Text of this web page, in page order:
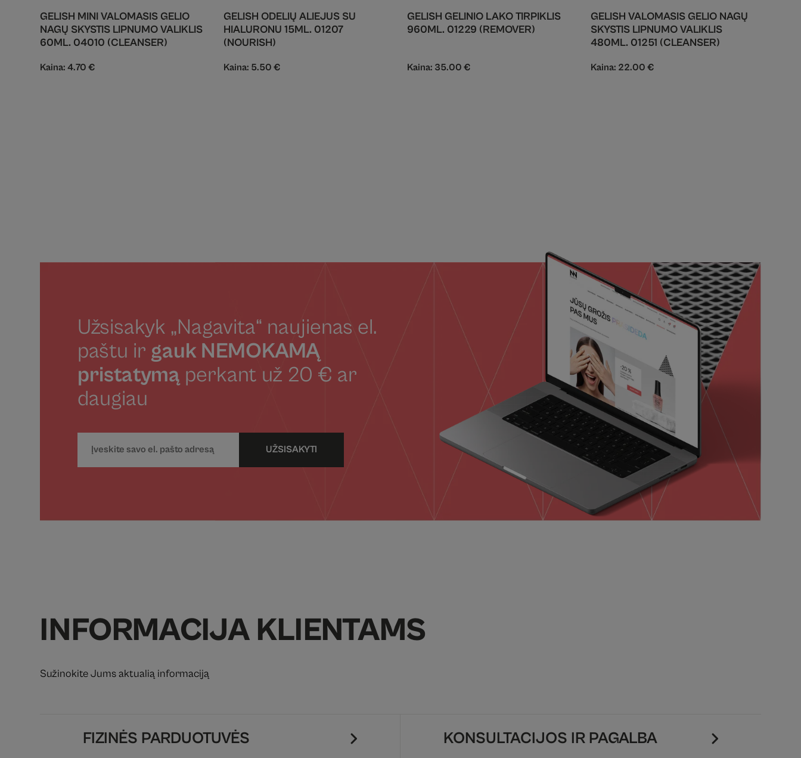
GELISH MINI VALOMASIS GELIO
NAGŲ SKYSTIS LIPNUMO VALIKLIS
60ML. 04010 (CLEANSER)
Kaina:4.70€
GELISH ODELIŲ ALIEJUS SU
HIALURONU 15ML. 01207
(NOURISH)
Kaina: 5.50€
GELISH GELINIO LAKO TIRPIKLIS
960ML. 01229 (REMOVER)
Kaina: 35.00€
GELISH VALOMASIS GELIO NAGŲ
SKYSTIS LIPNUMO VALIKLIS
480ML. 01251 (CLEANSER)
Kaina: 22.00€
Užsisakyk „Nagavita“ naujienas el.
paštu ir gauk NEMOKAMĄ
pristatymą perkant už 20 € ar
daugiau
UŽSISAKYTI
INFORMACIJA KLIENTAMS
Sužinokite Jums aktualią informaciją
FIZINĖS PARDUOTUVĖS KONSULTACIJOS IR PAGALBA